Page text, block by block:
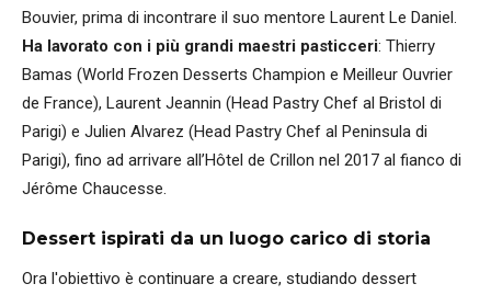
Bouvier, prima di incontrare il suo mentore Laurent Le Daniel.
Ha lavorato con i più grandi maestri pasticceri: Thierry
Bamas (World Frozen Desserts Champion e Meilleur Ouvrier
de France), Laurent Jeannin (Head Pastry Chef al Bristol di
Parigi) e Julien Alvarez (Head Pastry Chef al Peninsula di
Parigi), fino ad arrivare all’Hôtel de Crillon nel 2017 al fianco di
Jérôme Chaucesse.
Dessert ispirati da un luogo carico di storia
Ora l'obiettivo è continuare a creare, studiando dessert